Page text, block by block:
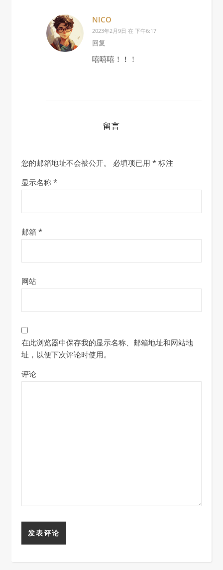
NICO
2023年2月9日 在 下午6:17
回复
嘻嘻嘻！！！
留言
您的邮箱地址不会被公开。 必填项已用 * 标注
显示名称 *
邮箱 *
网站
在此浏览器中保存我的显示名称、邮箱地址和网站地
址，以便下次评论时使用。
评论